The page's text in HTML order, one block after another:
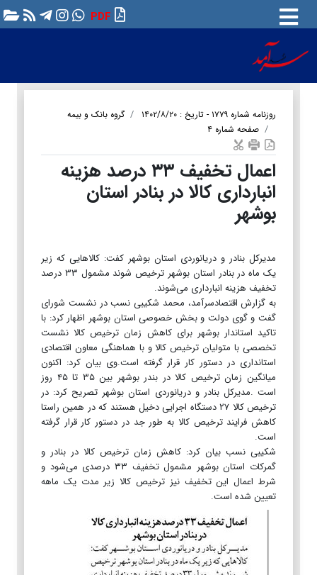
PDF
روزنامه شماره ۱۷۷۹ - تاریخ : ۱۴۰۲/۸/۲۰
گروه بانک و بیمه
صفحه شماره ۴
اعمال تخفیف ۳۳ درصد هزینه
انبارداری کالا در بنادر استان
بوشهر
مدیرکل بنادر و دریانوردی استان بوشهر کفت: کالاهایی که زیر
یک ماه در بنادر استان بوشهر ترخیص شوند مشمول ۳۳ درصد
تخفیف هزینه انبارداری می‌شوند.
به گزارش اقتصادسرآمد، محمد شکیبی نسب در نشست شورای
گفت و گوی دولت و بخش خصوصی استان بوشهر اظهار کرد: با
تاکید استاندار بوشهر برای کاهش زمان ترخیص کالا نشست
تخصصی با متولیان ترخیص کالا و با هماهنگی معاون اقتصادی
استانداری در دستور کار قرار گرفته است.وی بیان کرد: اکنون
میانگین زمان ترخیص کالا در بندر بوشهر بین ۳۵ تا ۴۵ روز
است .مدیرکل بنادر و دریانوردی استان بوشهر تصریح کرد: در
ترخیص کالا ۲۷ دستگاه اجرایی دخیل هستند که در همین راستا
کاهش فرایند ترخیص کالا به طور جد در دستور کار قرار گرفته
است.
شکیبی نسب بیان کرد: کاهش زمان ترخیص کالا در بنادر و
گمرکات استان بوشهر مشمول تخفیف ۳۳ درصدی می‌شود و
شرط اعمال این تخفیف نیز ترخیص کالا زیر مدت یک ماهه
تعیین شده است.